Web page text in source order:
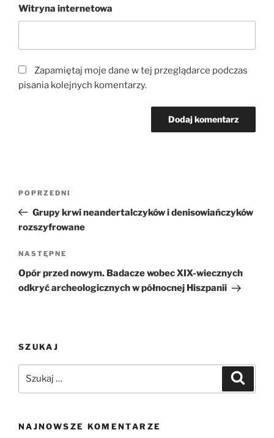
Witryna internetowa
Zapamiętaj moje dane w tej przeglądarce podczas
pisania kolejnych komentarzy.
Poprzedni
wpis
POPRZEDNI
Grupy krwi neandertalczyków i denisowiańczyków
rozszyfrowane
Następny
wpis
NASTĘPNE
Opór przed nowym. Badacze wobec XIX-wiecznych
odkryć archeologicznych w północnej Hiszpanii
SZUKAJ
NAJNOWSZE KOMENTARZE